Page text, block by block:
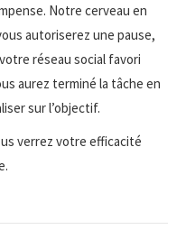
Notre cerveau en
autoriserez une pause,
réseau social favori
aurez terminé la tâche en
sur l’objectif.
verrez votre efficacité